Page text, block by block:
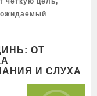
ОТ
И СЛУХА